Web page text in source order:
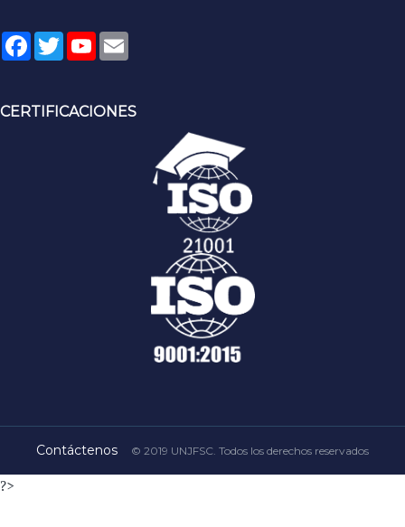
Facebook
TwitterYouTube
CERTIFICACIONES
Contáctenos © 2019 UNJFSC. Todos los derechos reservados
?>